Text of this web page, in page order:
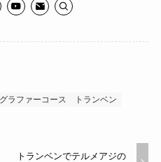
ラファーコース
トランベン
トランベンでテルメアジの